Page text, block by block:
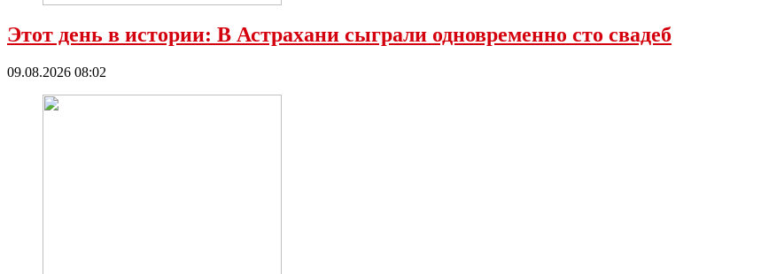
Этот день в истории: В Астрахани сыграли одновременно сто свадеб
09.08.2026 08:02